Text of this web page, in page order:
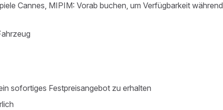
Cannes, MIPIM: Vorab buchen, um Verfügbarkeit während
sofortiges Festpreisangebot zu erhalten